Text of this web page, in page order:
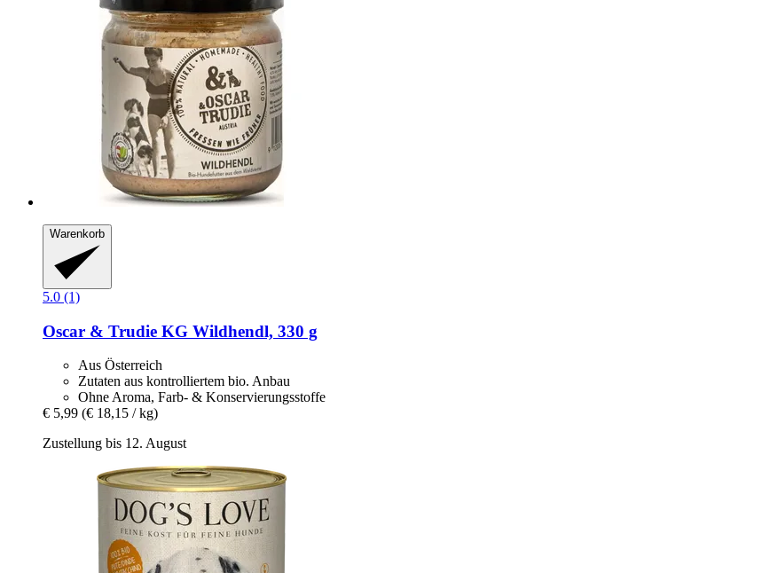
Warenkorb
5.0 (1)
Oscar & Trudie KG Wildhendl, 330 g
Aus Österreich
Zutaten aus kontrolliertem bio. Anbau
Ohne Aroma, Farb- & Konservierungsstoffe
€ 5,99 (€ 18,15 / kg)
Zustellung bis 12. August